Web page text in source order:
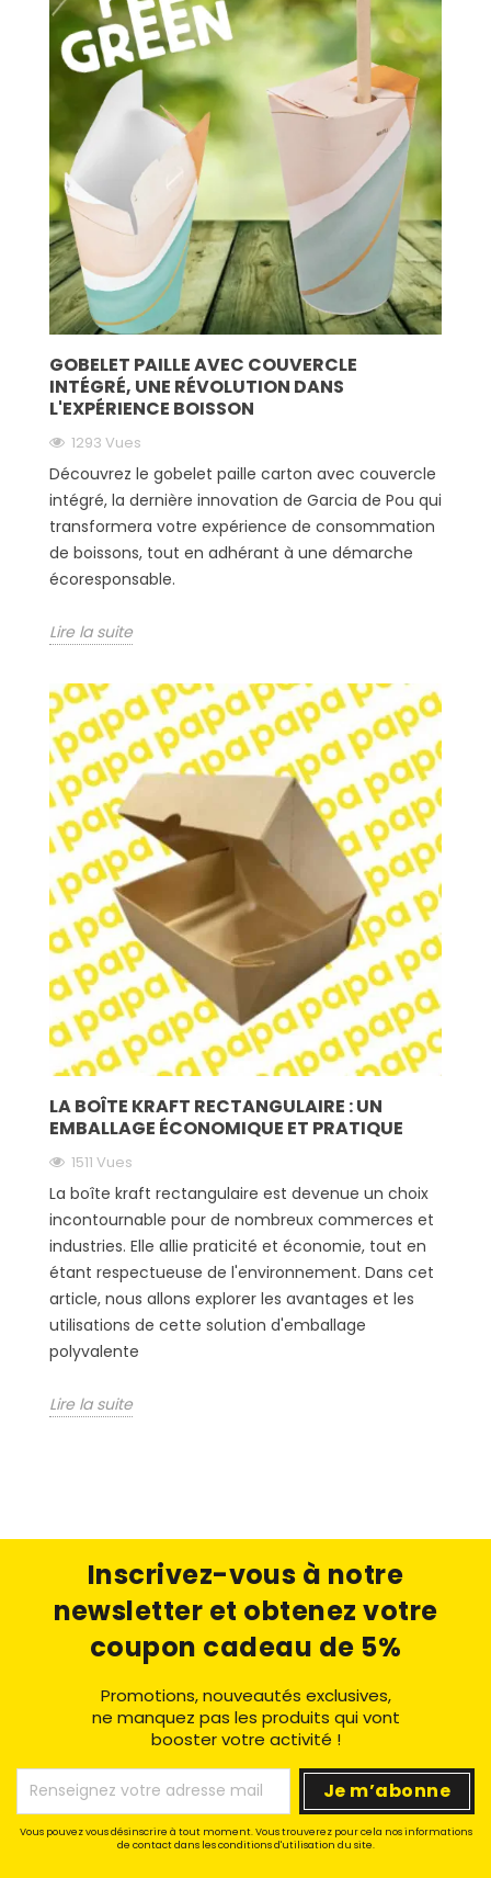
GOBELET PAILLE AVEC COUVERCLE
INTÉGRÉ, UNE RÉVOLUTION DANS
L'EXPÉRIENCE BOISSON
1293 Vues
Découvrez le gobelet paille carton avec couvercle
intégré, la dernière innovation de Garcia de Pou qui
transformera votre expérience de consommation
de boissons, tout en adhérant à une démarche
écoresponsable.
Lire la suite
LA BOÎTE KRAFT RECTANGULAIRE : UN
EMBALLAGE ÉCONOMIQUE ET PRATIQUE
1511 Vues
La boîte kraft rectangulaire est devenue un choix
incontournable pour de nombreux commerces et
industries. Elle allie praticité et économie, tout en
étant respectueuse de l'environnement. Dans cet
article, nous allons explorer les avantages et les
utilisations de cette solution d'emballage
polyvalente
Lire la suite
Inscrivez-vous à notre
newsletter et obtenez votre
coupon cadeau de 5%
Promotions, nouveautés exclusives,
ne manquez pas les produits qui vont
booster votre activité !
Vous pouvez vous désinscrire à tout moment. Vous trouverez pour cela nos informations
de contact dans les conditions d'utilisation du site.